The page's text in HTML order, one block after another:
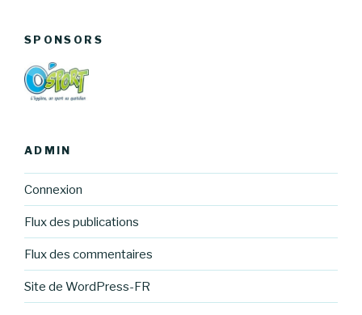
SPONSORS
ADMIN
Connexion
Flux des publications
Flux des commentaires
Site de WordPress-FR